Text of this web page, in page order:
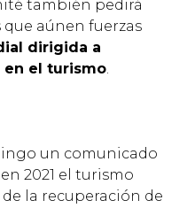
también pedirá
aúnen fuerzas
dirigida a
en el turismo.
un comunicado
2021 el turismo
la recuperación de